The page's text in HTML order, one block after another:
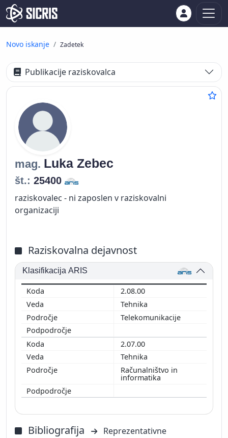
Novo iskanje Zadetek
Publikacije raziskovalca
mag. Luka Zebec
št.: 25400
raziskovalec - ni zaposlen v raziskovalni
organizaciji
Raziskovalna dejavnost
Klasifikacija ARIS
2.08.00
Tehnika
Telekomunikacije
2.07.00
Tehnika
Računalništvo in
informatika
Bibliografija
Reprezentativne